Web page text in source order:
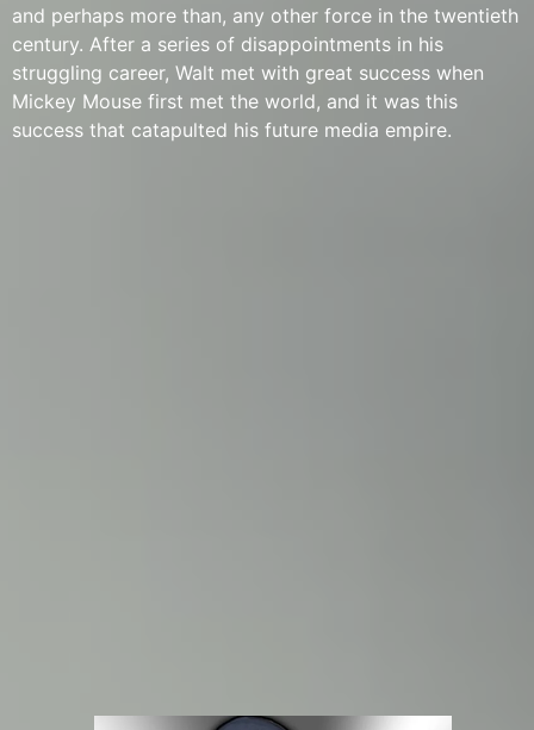
and perhaps more than, any other force in the twentieth
century. After a series of disappointments in his
struggling career, Walt met with great success when
Mickey Mouse first met the world, and it was this
success that catapulted his future media empire.